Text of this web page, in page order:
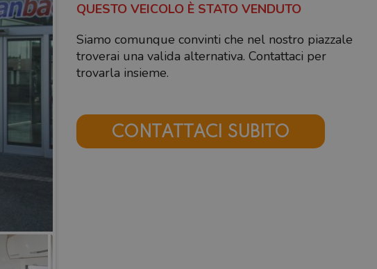
QUESTO VEICOLO È STATO VENDUTO
Siamo comunque convinti che nel nostro piazzale
troverai una valida alternativa. Contattaci per
trovarla insieme.
CONTATTACI SUBITO